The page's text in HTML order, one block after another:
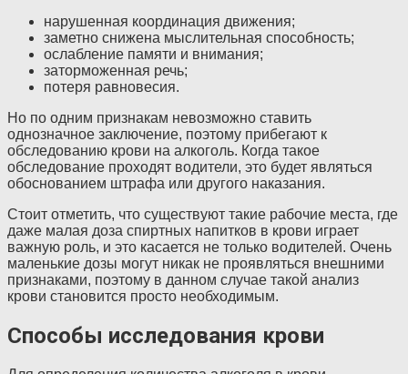
нарушенная координация движения;
заметно снижена мыслительная способность;
ослабление памяти и внимания;
заторможенная речь;
потеря равновесия.
Но по одним признакам невозможно ставить
однозначное заключение, поэтому прибегают к
обследованию крови на алкоголь. Когда такое
обследование проходят водители, это будет являться
обоснованием штрафа или другого наказания.
Стоит отметить, что существуют такие рабочие места, где
даже малая доза спиртных напитков в крови играет
важную роль, и это касается не только водителей. Очень
маленькие дозы могут никак не проявляться внешними
признаками, поэтому в данном случае такой анализ
крови становится просто необходимым.
Способы исследования крови